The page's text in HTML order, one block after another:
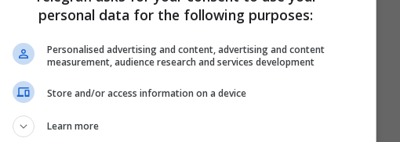
deri në 500 euro.
Shqiptar, Rrahman Kasa, ka thënë të enjten
me rreth 30 për qind është një fakt i
ato plazhet e jugut, kanë një kapacitet
personal data for the following purposes:
Personalised advertising and content, advertising and content
measurement, audience research and services development
Store and/or access information on a device
Learn more